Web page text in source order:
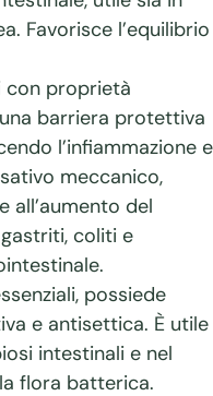
Favorisce l’equilibrio
con proprietà
barriera protettiva
l’infiammazione e
meccanico,
all’aumento del
coliti e
possiede
e antisettica. È utile
intestinali e nel
flora batterica.